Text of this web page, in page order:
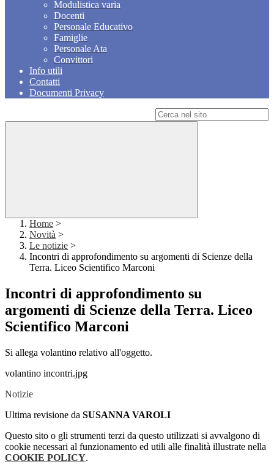
Modulistica varia
Docenti
Personale Educativo
Famiglie
Personale Ata
Convittori
Info utili
Contatti
Documenti Privacy
Home >
Novità >
Le notizie >
Incontri di approfondimento su argomenti di Scienze della
Terra. Liceo Scientifico Marconi
Incontri di approfondimento su
argomenti di Scienze della Terra. Liceo
Scientifico Marconi
Si allega volantino relativo all'oggetto.
volantino incontri.jpg
Notizie
Ultima revisione da SUSANNA VAROLI
Questo sito o gli strumenti terzi da questo utilizzati si avvalgono di
cookie necessari al funzionamento ed utili alle finalità illustrate nella
COOKIE POLICY.